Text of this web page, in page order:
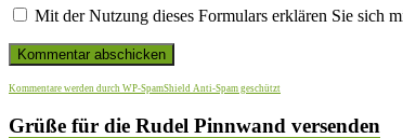
Mit der Nutzung dieses Formulars erklären Sie sich
Kommentare werden durch WP-SpamShield Anti-Spam geschützt
Grüße für die Rudel Pinnwand versenden